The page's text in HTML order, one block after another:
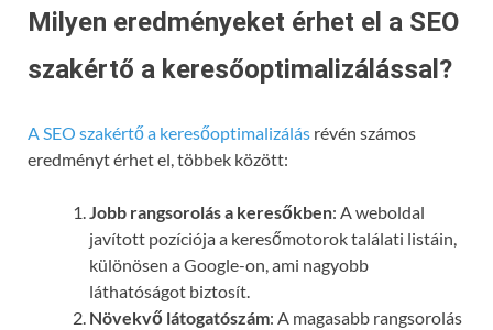
Milyen eredményeket érhet el a SEO
szakértő a keresőoptimalizálással?
A SEO szakértő a keresőoptimalizálás révén számos
eredményt érhet el, többek között:
Jobb rangsorolás a keresőkben: A weboldal
javított pozíciója a keresőmotorok találati listáin,
különösen a Google-on, ami nagyobb
láthatóságot biztosít.
Növekvő látogatószám: A magasabb rangsorolás